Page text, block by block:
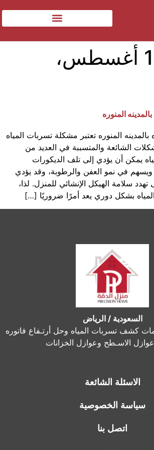
11 أغسطس،
المنوره
المنوره تعتبر مشكلة تسربات المياه
الشائعة والمتسببة في العديد من
يمكن أن يؤدي إلى تلف الديكورات
ويسهم في نمو العفن والرطوبة، وقد يؤدي
سلامة الهيكل الإنشائي للمنزل. لذا،
بشكل دوري يعد أمرًا ضروريًا […]
السعودية / الرياض
كشف تسربات المياه وحل أرتـفاع فاتوره
الاسـطح وعوازل الخزانات
الاسئلة الشائعة
سياسة الخصوصية
اتصل بنا